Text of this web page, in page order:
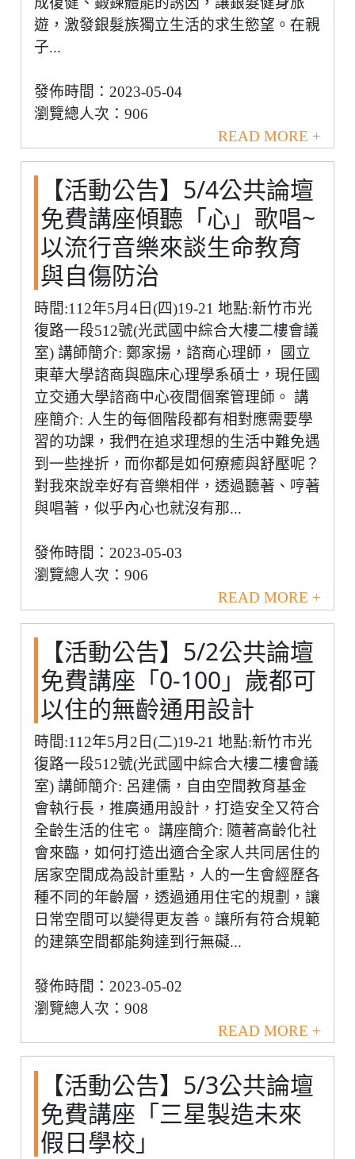
遊，激發銀髮族獨立生活的求生慾望。在親
子...
發佈時間：2023-05-04
瀏覽總人次：906
READ MORE +
【活動公告】5/4公共論壇
免費講座傾聽「心」歌唱~
以流行音樂來談生命教育
與自傷防治
時間:112年5月4日(四)19-21 地點:新竹市光
復路一段512號(光武國中綜合大樓二樓會議
室) 講師簡介: 鄭家揚，諮商心理師， 國立
東華大學諮商與臨床心理學系碩士，現任國
立交通大學諮商中心夜間個案管理師。 講
座簡介: 人生的每個階段都有相對應需要學
習的功課，我們在追求理想的生活中難免遇
到一些挫折，而你都是如何療癒與舒壓呢？
對我來說幸好有音樂相伴，透過聽著、哼著
與唱著，似乎內心也就沒有那...
發佈時間：2023-05-03
瀏覽總人次：906
READ MORE +
【活動公告】5/2公共論壇
免費講座「0-100」歲都可
以住的無齡通用設計
時間:112年5月2日(二)19-21 地點:新竹市光
復路一段512號(光武國中綜合大樓二樓會議
室) 講師簡介: 呂建儒，自由空間教育基金
會執行長，推廣通用設計，打造安全又符合
全齡生活的住宅。 講座簡介: 隨著高齡化社
會來臨，如何打造出適合全家人共同居住的
居家空間成為設計重點，人的一生會經歷各
種不同的年齡層，透過通用住宅的規劃，讓
日常空間可以變得更友善。讓所有符合規範
的建築空間都能夠達到行無礙...
發佈時間：2023-05-02
瀏覽總人次：908
READ MORE +
【活動公告】5/3公共論壇
免費講座「三星製造未來
假日學校」